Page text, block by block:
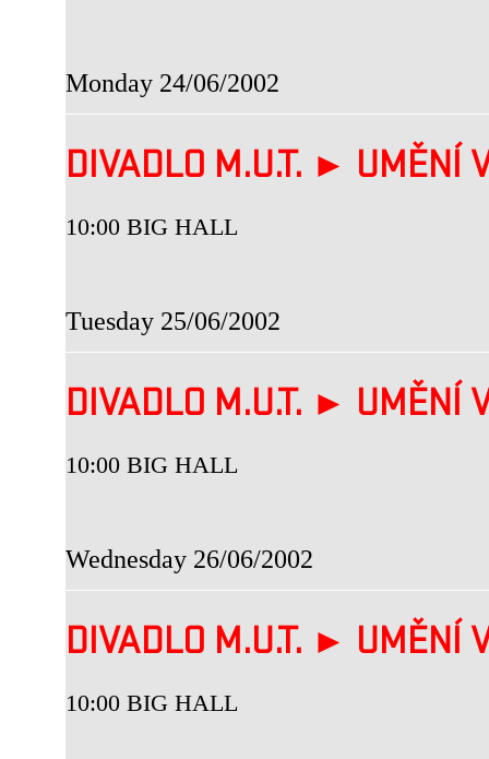
Monday 24/06/2002
DIVADLO M.U.T. ►
10:00 BIG HALL
Tuesday 25/06/2002
DIVADLO M.U.T. ►
10:00 BIG HALL
Wednesday 26/06/2002
DIVADLO M.U.T. ►
10:00 BIG HALL